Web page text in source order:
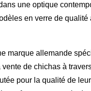
une optique
en verre de qualité
marque allemande
de chichas à
pour la qualité de